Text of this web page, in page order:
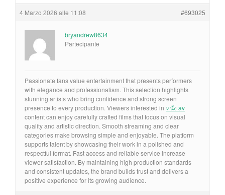
4 Marzo 2026 alle 11:08 #693025
bryandrew8634
Partecipante
Passionate fans value entertainment that presents performers
with elegance and professionalism. This selection highlights
stunning artists who bring confidence and strong screen
presence to every production. Viewers interested in หนัง av
content can enjoy carefully crafted films that focus on visual
quality and artistic direction. Smooth streaming and clear
categories make browsing simple and enjoyable. The platform
supports talent by showcasing their work in a polished and
respectful format. Fast access and reliable service increase
viewer satisfaction. By maintaining high production standards
and consistent updates, the brand builds trust and delivers a
positive experience for its growing audience.